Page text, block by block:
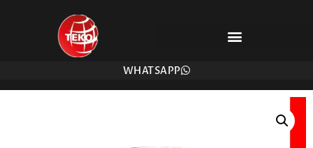
WHATSAPP